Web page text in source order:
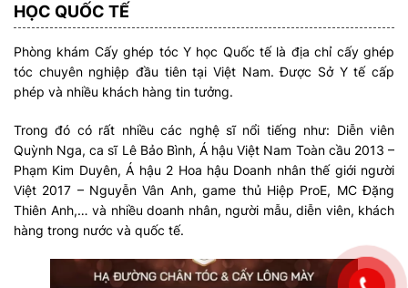
HỌC QUỐC TẾ
Phòng khám Cấy ghép tóc Y học Quốc tế là địa chỉ cấy ghép
tóc chuyên nghiệp đầu tiên tại Việt Nam. Được Sở Y tế cấp
phép và nhiều khách hàng tin tưởng.
Trong đó có rất nhiều các nghệ sĩ nổi tiếng như: Diễn viên
Quỳnh Nga, ca sĩ Lê Bảo Bình, Á hậu Việt Nam Toàn cầu 2013 –
Phạm Kim Duyên, Á hậu 2 Hoa hậu Doanh nhân thế giới người
Việt 2017 – Nguyễn Vân Anh, game thủ Hiệp ProE, MC Đặng
Thiên Anh,… và nhiều doanh nhân, người mẫu, diễn viên, khách
hàng trong nước và quốc tế.